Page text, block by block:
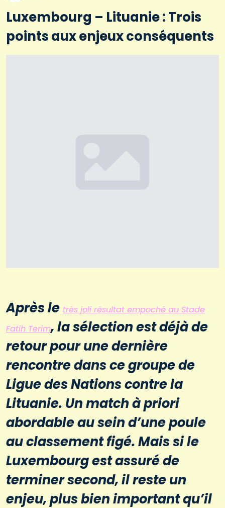
Luxembourg – Lituanie : Trois
points aux enjeux conséquents
Après le très joli résultat empoché au Stade
Fatih Terim, la sélection est déjà de
retour pour une dernière
rencontre dans ce groupe de
Ligue des Nations contre la
Lituanie. Un match à priori
abordable au sein d’une poule
au classement figé. Mais si le
Luxembourg est assuré de
terminer second, il reste un
enjeu, plus bien important qu’il